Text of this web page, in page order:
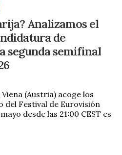
Analizamos el
de
segunda semifinal
(Austria) acoge los
del Festival de Eurovisión
desde las 21:00 CEST es